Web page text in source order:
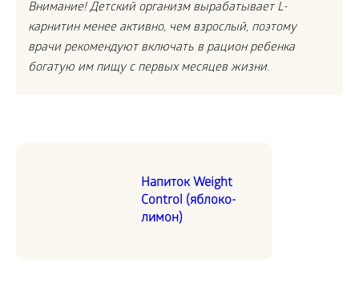
Внимание! Детский организм вырабатывает L-
карнитин менее активно, чем взрослый, поэтому
врачи рекомендуют включать в рацион ребенка
богатую им пищу с первых месяцев жизни.
Напиток Weight
Control (яблоко-
лимон)